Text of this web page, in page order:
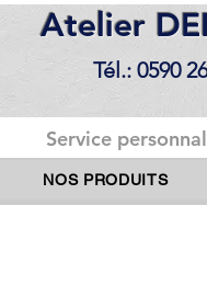
Atelier
Tél.: 0590
Service
NOS PRODUITS